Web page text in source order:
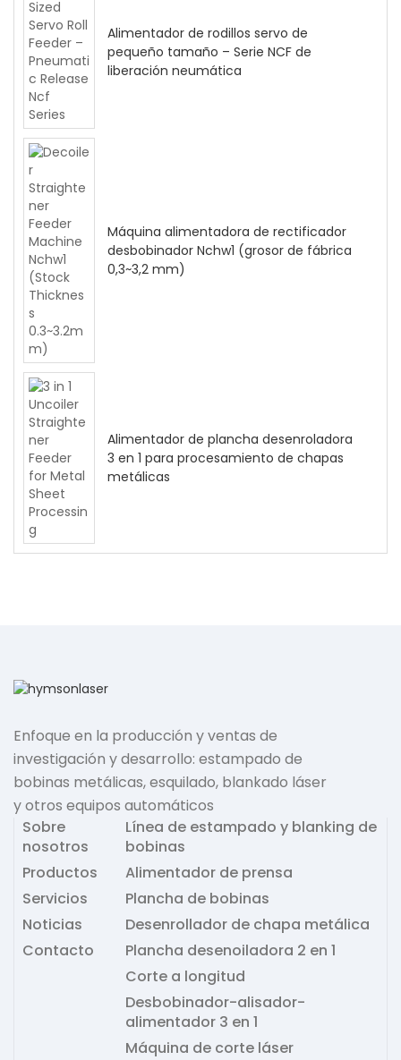
Alimentador de rodillos servo de
pequeño tamaño – Serie NCF de
liberación neumática
Máquina alimentadora de rectificador
desbobinador Nchw1 (grosor de fábrica
0,3~3,2 mm)
Alimentador de plancha desenroladora
3 en 1 para procesamiento de chapas
metálicas
Enfoque en la producción y ventas de
investigación y desarrollo: estampado de
bobinas metálicas, esquilado, blankado láser
y otros equipos automáticos
Sobre
nosotros
Productos
Servicios
Noticias
Contacto
Línea de estampado y blanking de
bobinas
Alimentador de prensa
Plancha de bobinas
Desenrollador de chapa metálica
Plancha desenoiladora 2 en 1
Corte a longitud
Desbobinador-alisador-
alimentador 3 en 1
Máquina de corte láser